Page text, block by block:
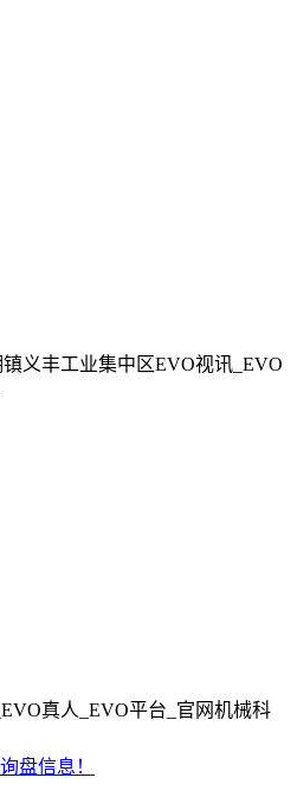
义丰工业集中区EVO视讯_EVO
真人_EVO平台_官网机械科
盘信息！